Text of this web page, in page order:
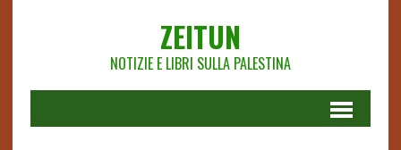
ZEITUN
NOTIZIE E LIBRI SULLA PALESTINA